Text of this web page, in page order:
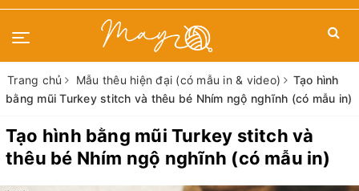
Trang chủ Mẫu thêu hiện đại (có mẫu in & video)
Tạo hình
bằng mũi Turkey stitch và thêu bé Nhím ngộ nghĩnh (có mẫu in)
Tạo hình bằng mũi Turkey stitch và
thêu bé Nhím ngộ nghĩnh (có mẫu in)